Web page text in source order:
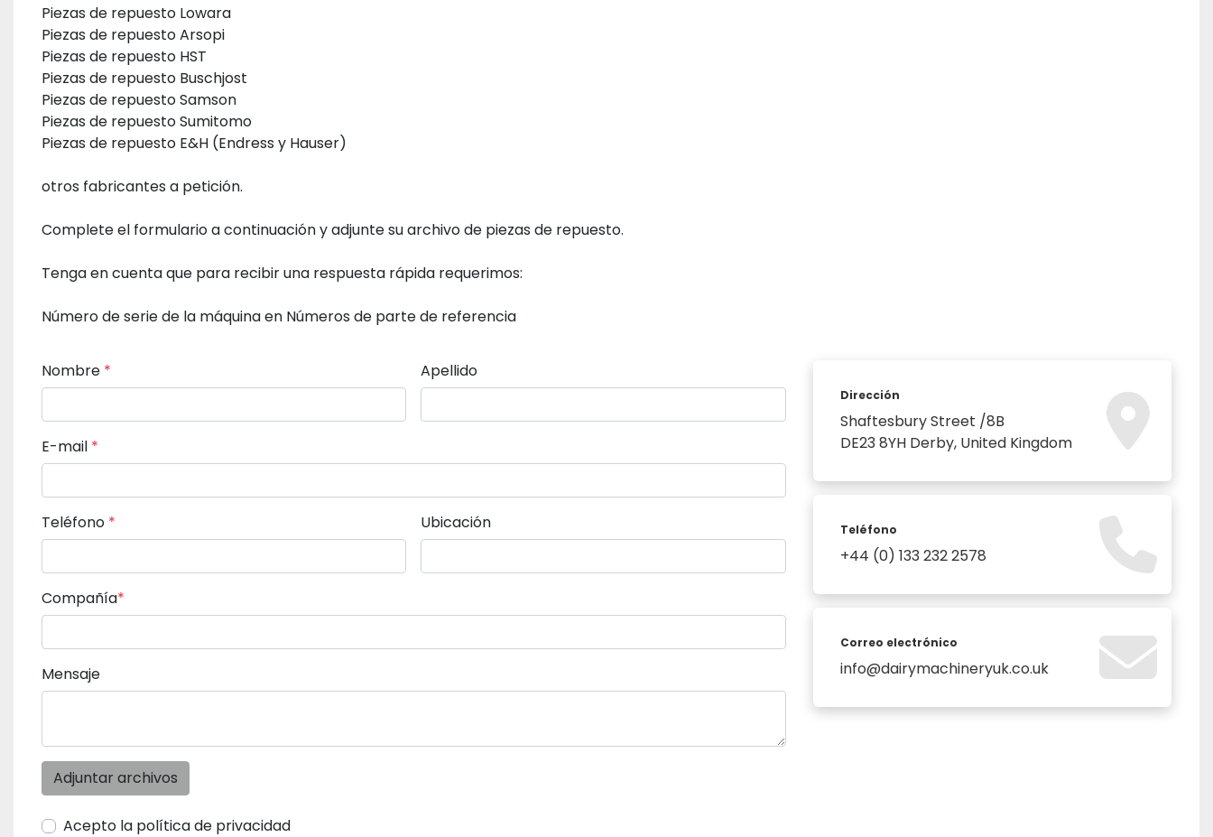
Piezas de repuesto Lowara
Piezas de repuesto Arsopi
Piezas de repuesto HST
Piezas de repuesto Buschjost
Piezas de repuesto Samson
Piezas de repuesto Sumitomo
Piezas de repuesto E&H (Endress y Hauser)
otros fabricantes a petición.
Complete el formulario a continuación y adjunte su archivo de piezas de repuesto.
Tenga en cuenta que para recibir una respuesta rápida requerimos:
Número de serie de la máquina en Números de parte de referencia
Nombre * Apellido
E-mail *
Teléfono * Ubicación
compañía*
Mensaje
Adjuntar archivos
Acepto la política de privacidad
Dirección
Shaftesbury Street /8B
DE23 8YH Derby, United Kingdom
Teléfono
+44 (0) 133 232 2578
Correo electrónico
info@dairymachineryuk.co.uk